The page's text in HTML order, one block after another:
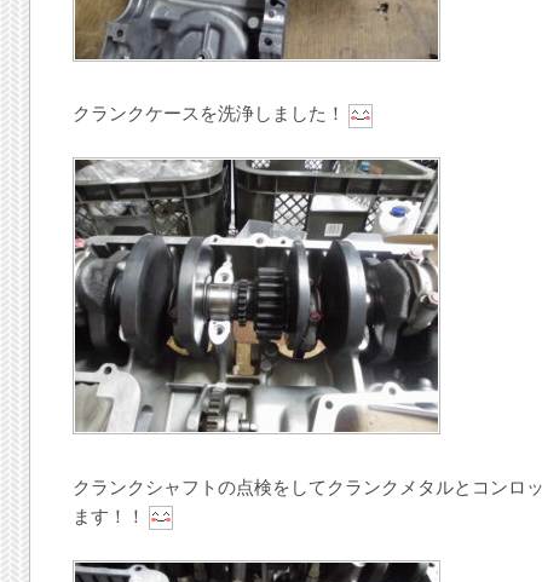
クランクケースを洗浄しました！
クランクシャフトの点検をしてクランクメタルとコンロ
ます！！